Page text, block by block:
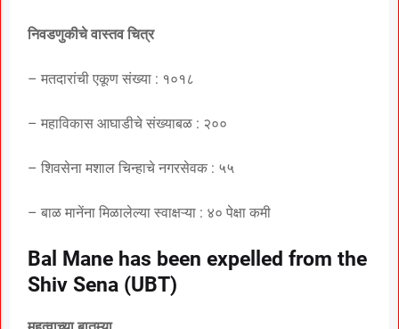
निवडणुकीचे वास्तव चित्र
– मतदारांची एकूण संख्या : १०१८
– महाविकास आघाडीचे संख्याबळ : २००
– शिवसेना मशाल चिन्हाचे नगरसेवक : ५५
– बाळ मानेंना मिळालेल्या स्वाक्षऱ्या : ४० पेक्षा कमी
Bal Mane has been expelled from the
Shiv Sena (UBT)